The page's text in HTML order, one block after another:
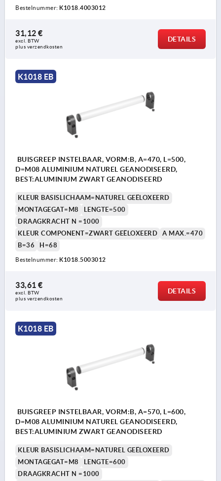
Bestelnummer: K1018.4003012
31,12 €
excl. BTW
plus verzendkosten
DETAILS
K1018 EB
BUISGREEP INSTELBAAR, VORM:B, A=470, L=500,
D=M08 ALUMINIUM NATUREL GEANODISEERD,
BEST:ALUMINIUM ZWART GEANODISEERD
KLEUR BASISLICHAAM=NATUREL GEËLOXEERD
MONTAGEGAT=M8
LENGTE=500
DRAAGKRACHT N =1000
KLEUR COMPONENT=ZWART GEËLOXEERD
A MAX.=470
B=36
H=68
Bestelnummer: K1018.5003012
33,61 €
excl. BTW
plus verzendkosten
DETAILS
K1018 EB
BUISGREEP INSTELBAAR, VORM:B, A=570, L=600,
D=M08 ALUMINIUM NATUREL GEANODISEERD,
BEST:ALUMINIUM ZWART GEANODISEERD
KLEUR BASISLICHAAM=NATUREL GEËLOXEERD
MONTAGEGAT=M8
LENGTE=600
DRAAGKRACHT N =1000